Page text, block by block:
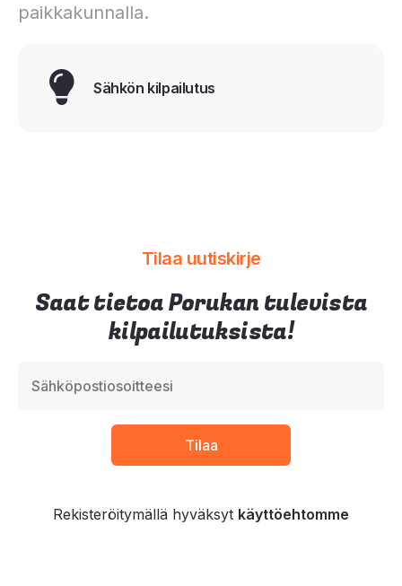
paikkakunnalla.
Sähkön kilpailutus
Tilaa uutiskirje
Saat tietoa Porukan tulevista
kilpailutuksista!
Rekisteröitymällä hyväksyt käyttöehtomme